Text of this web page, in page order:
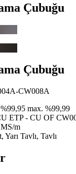
Çubuğu
Çubuğu
CW008A
max. %99,99
ETP - CU OF
m
Yarı Tavlı, Tavlı